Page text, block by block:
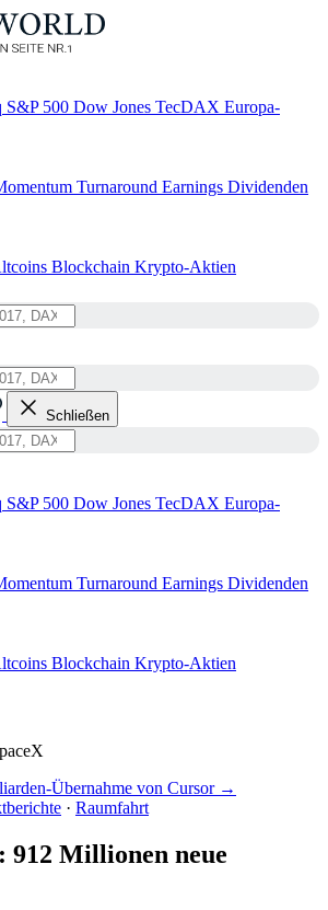
S&P 500 Dow Jones TecDAX Europa-
Turnaround Earnings Dividenden
Blockchain Krypto-Aktien
Schließen
S&P 500 Dow Jones TecDAX Europa-
Turnaround Earnings Dividenden
Blockchain Krypto-Aktien
Übernahme von Cursor →
· Raumfahrt
912 Millionen neue